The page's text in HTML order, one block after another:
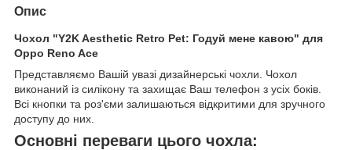
Опис
Чохол "Y2K Aesthetic Retro Pet: Годуй мене кавою" для
Oppo Reno Ace
Представляємо Вашій увазі дизайнерські чохли. Чохол
виконаний із силікону та захищає Ваш телефон з усіх боків.
Всі кнопки та роз'єми залишаються відкритими для зручного
доступу до них.
Основні переваги цього чохла: